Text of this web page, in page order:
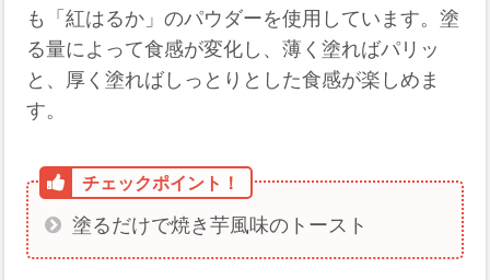
も「紅はるか」のパウダーを使用しています。​塗
る量によって食感が変化し、薄く塗ればパリッ
と、厚く塗ればしっとりとした食感が楽しめま
す。
塗るだけで焼き芋風味のトースト